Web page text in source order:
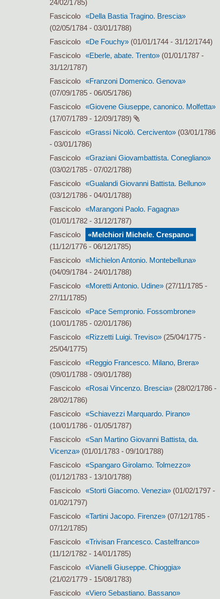
24/02/1785)
Fascicolo «Della Bastia Tragino. Brescia»
(02/05/1784 - 03/01/1788)
Fascicolo «De Fouchy»(01/01/1744 - 31/12/1744)
Fascicolo «Eberle, abate. Trento»(01/01/1787 -
31/12/1787)
Fascicolo «Franzoni Domenico. Genova»
(07/09/1785 - 06/05/1786)
Fascicolo «Giovene Giuseppe, canonico. Molfetta»
(17/07/1789 - 12/09/1789)
Fascicolo «Grassi Nicolò. Cercivento»(03/01/1786
- 03/01/1786)
Fascicolo «Graziani Giovambattista. Conegliano»
(03/02/1785 - 07/02/1788)
Fascicolo «Gualandi Giovanni Battista. Belluno»
(03/12/1786 - 04/01/1788)
Fascicolo «Marangoni Paolo. Fagagna»
(01/01/1782 - 31/12/1787)
Fascicolo
«Melchiori Michele. Crespano»
(11/12/1776 - 06/12/1785)
Fascicolo «Michielon Antonio. Montebelluna»
(04/09/1784 - 24/01/1788)
Fascicolo «Moretti Antonio. Udine»(27/11/1785 -
27/11/1785)
Fascicolo «Pace Sempronio. Fossombrone»
(10/01/1785 - 02/01/1786)
Fascicolo «Rizzetti Luigi. Treviso»(25/04/1775 -
25/04/1775)
Fascicolo «Reggio Francesco. Milano, Brera»
(09/01/1788 - 09/01/1788)
Fascicolo «Rosai Vincenzo. Brescia»(28/02/1786 -
28/02/1786)
Fascicolo «Schiavezzi Marquardo. Pirano»
(10/01/1786 - 01/05/1787)
Fascicolo «San Martino Giovanni Battista, da.
Vicenza»(01/01/1783 - 09/10/1788)
Fascicolo «Spangaro Girolamo. Tolmezzo»
(01/12/1783 - 13/10/1788)
Fascicolo «Storti Giacomo. Venezia»(01/02/1797 -
01/02/1797)
Fascicolo «Tartini Jacopo. Firenze»(07/12/1785 -
07/12/1785)
Fascicolo «Trivisan Francesco. Castelfranco»
(11/12/1782 - 14/01/1785)
Fascicolo «Vianelli Giuseppe. Chioggia»
(21/02/1779 - 15/08/1783)
Fascicolo «Viero Sebastiano. Bassano»